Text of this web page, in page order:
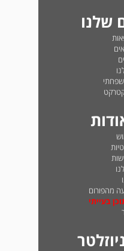
שלנו
קטרקט
מהפורום
בעייתי